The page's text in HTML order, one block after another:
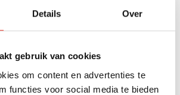
Details Over
gebruik van cookies
om content en advertenties te
functies voor social media te bieden
Scholen
Winkels